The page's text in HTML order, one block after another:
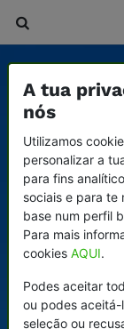
A tua
nós
Utilizamos
personalizar a
para fins
sociais e para te
base num perfil
Para mais
cookies AQUI.
Podes aceitar
ou podes
seleção ou